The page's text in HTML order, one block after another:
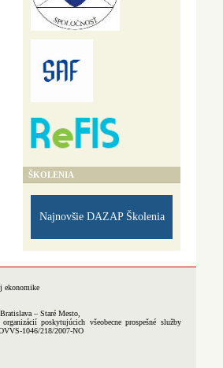
ŠKOLENIA
Najnovšie DAZAP Školenia
ekonomike
– Staré Mesto,
poskytujúcich všeobecne prospešné služby
1046/218/2007-NO